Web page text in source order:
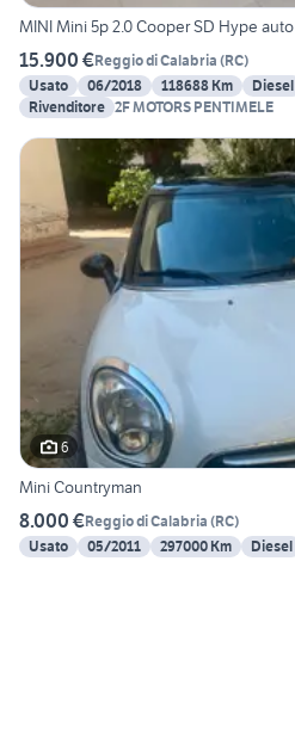
MINI Mini 5p 2.0 Cooper SD Hype auto
15.900 €Reggio di Calabria (RC)
Usato
06/2018 118688 Km Diesel
Rivenditore 2F MOTORS PENTIMELE
6
Mini Countryman
8.000 €Reggio di Calabria (RC)
Usato
05/2011 297000 Km Diesel